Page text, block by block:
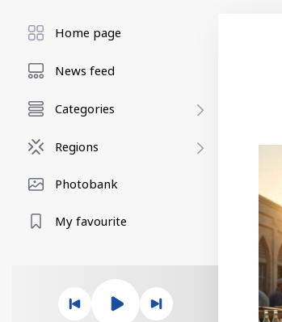
Home page
News feed
Categories
Regions
Photobank
My favourite